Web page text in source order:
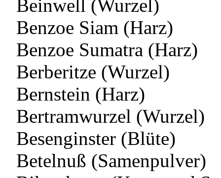
Beinwell (Wurzel)
Benzoe Siam (Harz)
Benzoe Sumatra (Harz)
Berberitze (Wurzel)
Bernstein (Harz)
Bertramwurzel (Wurzel)
Besenginster (Blüte)
Betelnuß (Samenpulver)